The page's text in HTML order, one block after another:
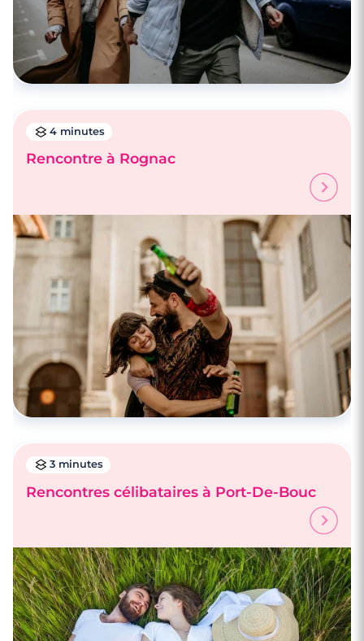
4 minutes
Rencontre à Rognac
3 minutes
Rencontres célibataires à Port-De-Bouc